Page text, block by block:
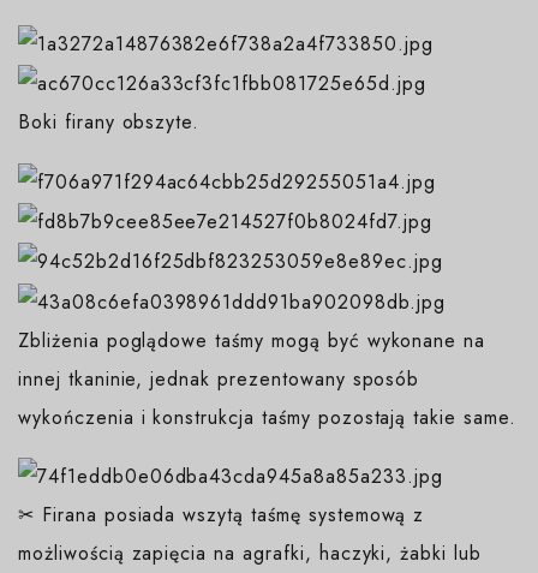
Boki firany obszyte.
Zbliżenia poglądowe taśmy mogą być wykonane na
innej tkaninie, jednak prezentowany sposób
wykończenia i konstrukcja taśmy pozostają takie same.
✂ Firana posiada wszytą taśmę systemową z
możliwością zapięcia na agrafki, haczyki, żabki lub